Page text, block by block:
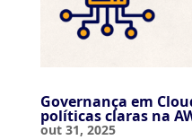
Governança em
políticas claras na
out 31, 2025